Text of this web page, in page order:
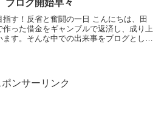
ブログ開始早々
す！反省と奮闘の一日 こんにちは、田
った借金をギャンブルで返済し、成り上
す。そんな中での出来事をブログとして
ポンサーリンク